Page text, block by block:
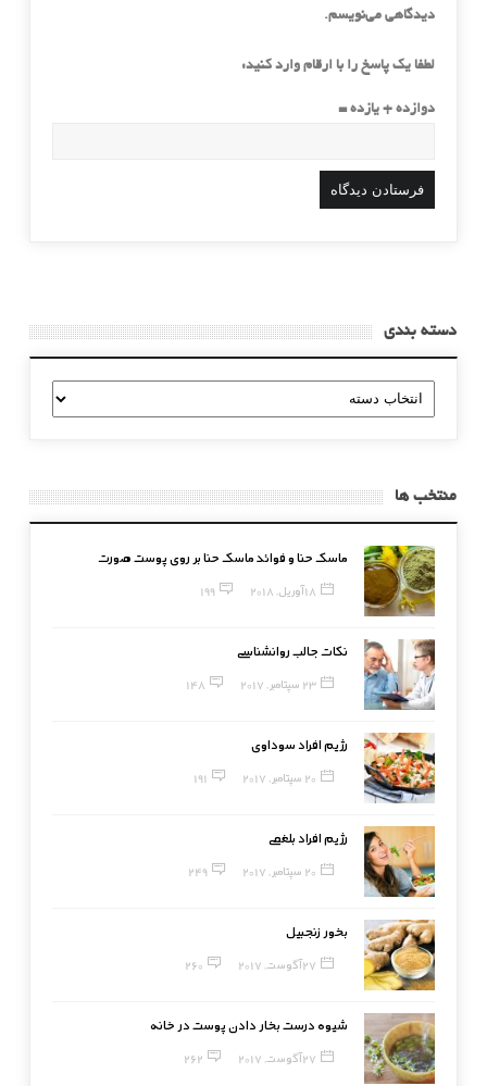
دیدگاهی می‌نویسم.
لطفا یک پاسخ را با ارقام وارد کنید:
دوازده + یازده =
دسته بندی
دسته
بندی
منتخب ها
ماسک حنا و فوائد ماسک حنا بر روی پوست صورت
18 آوریل, 2018 199
نکات جالب روانشناسی
23 سپتامبر, 2017 148
رژیم افراد سوداوی
20 سپتامبر, 2017 191
رژیم افراد بلغمی
20 سپتامبر, 2017 249
بخور زنجبیل
27 آگوست, 2017 260
شیوه درست بخار دادن پوست در خانه
27 آگوست, 2017 262